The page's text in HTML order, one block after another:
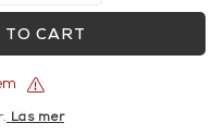
TO CART
Läs mer